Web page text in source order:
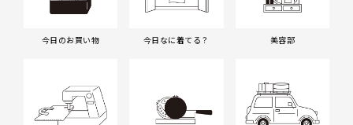
今日のお買い物 今日なに着てる？ 美容部